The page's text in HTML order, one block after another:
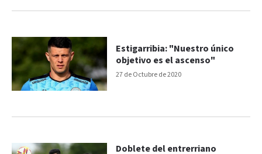
27 de Octubre de 2020
Estigarribia: "Nuestro único
objetivo es el ascenso"
Doblete del entrerriano